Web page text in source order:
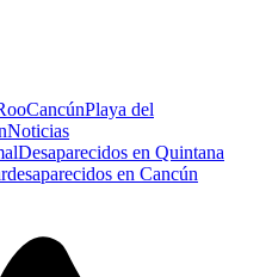
CancúnPlaya del
Noticias
Desaparecidos en Quintana
desaparecidos en Cancún